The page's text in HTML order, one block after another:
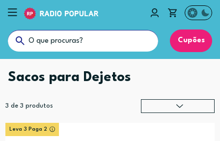
Cupões
Sacos para Dejetos
3 de 3 produtos
Leva 3 Paga 2